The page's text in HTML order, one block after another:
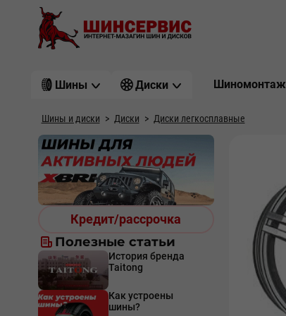
Шины Диски Шиномонтаж
Шины и диски Диски Диски легкосплавные
Кредит/рассрочка
Полезные статьи
История бренда
Taitong
Как устроены
шины?